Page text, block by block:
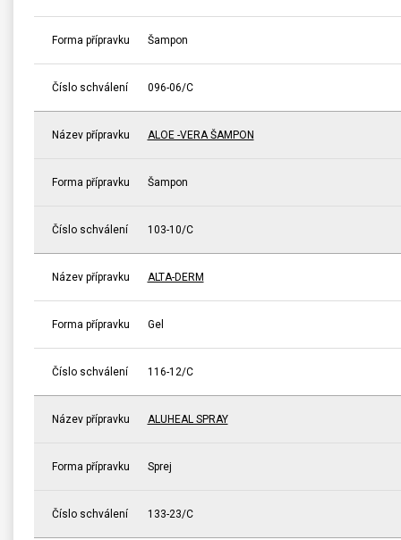
Forma přípravku Šampon
Číslo schválení 096-06/C
Název přípravku ALOE -VERA ŠAMPON
Forma přípravku Šampon
Číslo schválení 103-10/C
Název přípravku ALTA-DERM
Forma přípravku Gel
Číslo schválení 116-12/C
Název přípravku ALUHEAL SPRAY
Forma přípravku Sprej
Číslo schválení 133-23/C